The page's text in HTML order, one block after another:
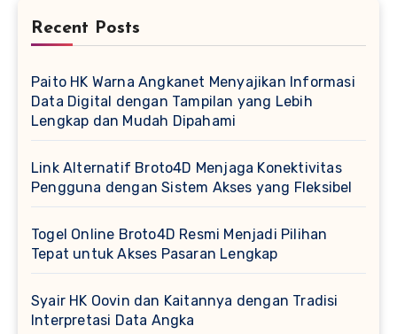
Recent Posts
Paito HK Warna Angkanet Menyajikan Informasi
Data Digital dengan Tampilan yang Lebih
Lengkap dan Mudah Dipahami
Link Alternatif Broto4D Menjaga Konektivitas
Pengguna dengan Sistem Akses yang Fleksibel
Togel Online Broto4D Resmi Menjadi Pilihan
Tepat untuk Akses Pasaran Lengkap
Syair HK Oovin dan Kaitannya dengan Tradisi
Interpretasi Data Angka